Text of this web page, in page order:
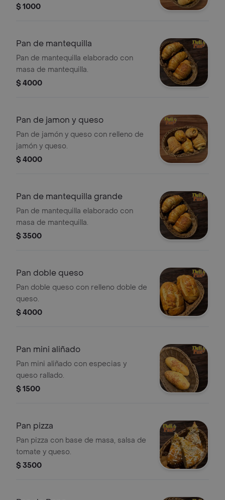
$ 1000
Pan de mantequilla
Pan de mantequilla elaborado con
masa de mantequilla.
$ 4000
Pan de jamon y queso
Pan de jamón y queso con relleno de
jamón y queso.
$ 4000
Pan de mantequilla grande
Pan de mantequilla elaborado con
masa de mantequilla.
$ 3500
Pan doble queso
Pan doble queso con relleno doble de
queso.
$ 4000
Pan mini aliñado
Pan mini aliñado con especias y
queso rallado.
$ 1500
Pan pizza
Pan pizza con base de masa, salsa de
tomate y queso.
$ 3500